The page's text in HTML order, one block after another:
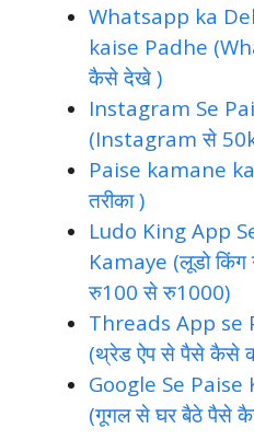
Whatsapp ka
kaise Padhe
कैसे देखे )
Instagram Se
(Instagram से 50k
Paise kamane
तरीका )
Ludo King App
Kamaye (लूडो
रु100 से रु1000)
Threads App se
(थ्रेड ऐप से पैसे कैसे
Google Se Paise
(गूगल से घर बैठे पैसे